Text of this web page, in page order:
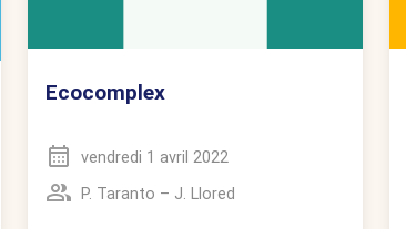
Ecocomplex
vendredi 1 avril 2022
P. Taranto – J. Llored